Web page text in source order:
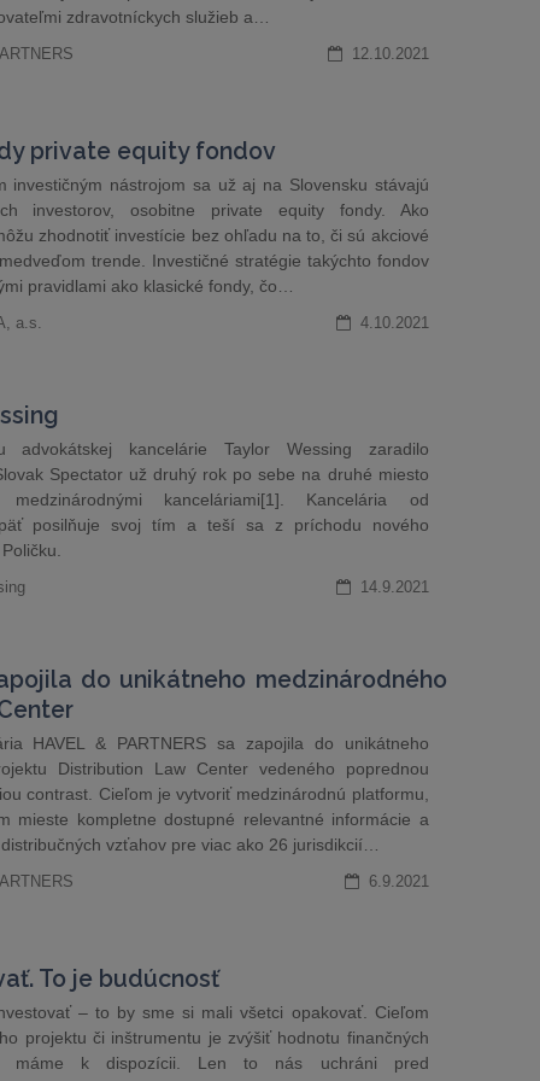
zdravotníckych služieb a…
12.10.2021
private equity fondov
investičným nástrojom sa už aj na Slovensku stávajú
investorov, osobitne private equity fondy. Ako
zhodnotiť investície bez ohľadu na to, či sú akciové
trende. Investičné stratégie takýchto fondov
pravidlami ako klasické fondy, čo…
a.s. 4.10.2021
advokátskej kancelárie Taylor Wessing zaradilo
Spectator už druhý rok po sebe na druhé miesto
kanceláriami[1]. Kancelária od
posilňuje svoj tím a teší sa z príchodu nového
14.9.2021
do unikátneho medzinárodného
HAVEL & PARTNERS sa zapojila do unikátneho
Distribution Law Center vedeného poprednou
contrast. Cieľom je vytvoriť medzinárodnú platformu,
mieste kompletne dostupné relevantné informácie a
vzťahov pre viac ako 26 jurisdikcií…
6.9.2021
To je budúcnosť
– ​​to by sme si mali všetci opakovať. Cieľom
projektu či inštrumentu je zvýšiť hodnotu finančných
máme k dispozícii. Len to nás uchráni pred